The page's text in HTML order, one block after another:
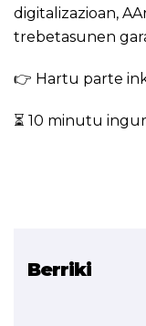
digitalizazioan,
trebetasunen
👉 Hartu parte
⏳ 10 minutu
Berriki